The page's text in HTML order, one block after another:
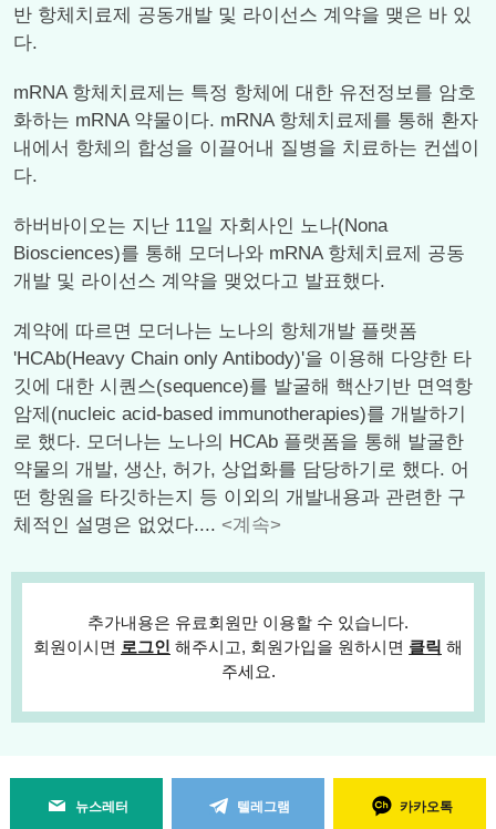
반 항체치료제 공동개발 및 라이선스 계약을 맺은 바 있
다.
mRNA 항체치료제는 특정 항체에 대한 유전정보를 암호
화하는 mRNA 약물이다. mRNA 항체치료제를 통해 환자
내에서 항체의 합성을 이끌어내 질병을 치료하는 컨셉이
다.
하버바이오는 지난 11일 자회사인 노나(Nona
Biosciences)를 통해 모더나와 mRNA 항체치료제 공동
개발 및 라이선스 계약을 맺었다고 발표했다.
계약에 따르면 모더나는 노나의 항체개발 플랫폼
'HCAb(Heavy Chain only Antibody)'을 이용해 다양한 타
깃에 대한 시퀀스(sequence)를 발굴해 핵산기반 면역항
암제(nucleic acid-based immunotherapies)를 개발하기
로 했다. 모더나는 노나의 HCAb 플랫폼을 통해 발굴한
약물의 개발, 생산, 허가, 상업화를 담당하기로 했다. 어
떤 항원을 타깃하는지 등 이외의 개발내용과 관련한 구
체적인 설명은 없었다.... <계속>
추가내용은 유료회원만 이용할 수 있습니다.
회원이시면 로그인 해주시고, 회원가입을 원하시면 클릭 해
주세요.
뉴스레터 텔레그램 카카오톡